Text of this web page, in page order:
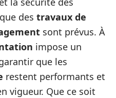
des travaux de
sont prévus. À
impose un
que les
restent performants et
vigueur. Que ce soit